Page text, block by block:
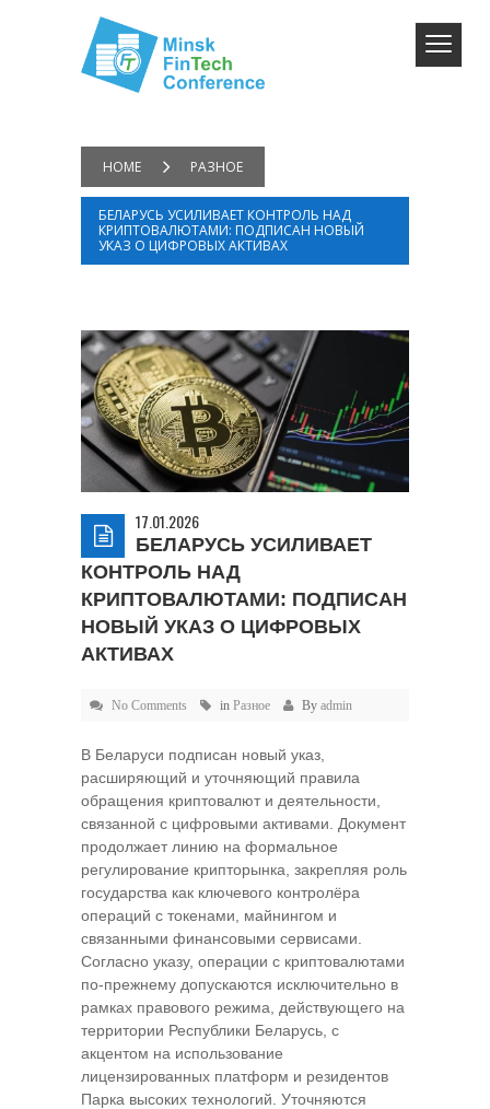
HOME РАЗНОЕ
БЕЛАРУСЬ УСИЛИВАЕТ КОНТРОЛЬ НАД
КРИПТОВАЛЮТАМИ: ПОДПИСАН НОВЫЙ
УКАЗ О ЦИФРОВЫХ АКТИВАХ
17.01.2026
БЕЛАРУСЬ УСИЛИВАЕТ
КОНТРОЛЬ НАД
КРИПТОВАЛЮТАМИ: ПОДПИСАН
НОВЫЙ УКАЗ О ЦИФРОВЫХ
АКТИВАХ
No Comments in Разное By admin
В Беларуси подписан новый указ,
расширяющий и уточняющий правила
обращения криптовалют и деятельности,
связанной с цифровыми активами. Документ
продолжает линию на формальное
регулирование крипторынка, закрепляя роль
государства как ключевого контролёра
операций с токенами, майнингом и
связанными финансовыми сервисами.
Согласно указу, операции с криптовалютами
по-прежнему допускаются исключительно в
рамках правового режима, действующего на
территории Республики Беларусь , с
акцентом на использование
лицензированных платформ и резидентов
Парка высоких технологий. Уточняются